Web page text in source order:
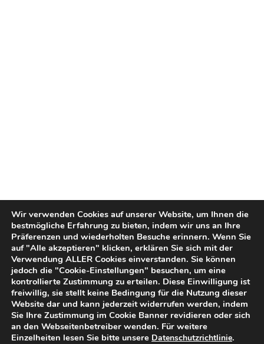
Wir verwenden Cookies auf unserer Website, um Ihnen die
bestmögliche Erfahrung zu bieten, indem wir uns an Ihre
Präferenzen und wiederholten Besuche erinnern. Wenn Sie
auf "Alle akzeptieren" klicken, erklären Sie sich mit der
Verwendung ALLER Cookies einverstanden. Sie können
jedoch die "Cookie-Einstellungen" besuchen, um eine
kontrollierte Zustimmung zu erteilen. Diese Einwilligung ist
freiwillig, sie stellt keine Bedingung für die Nutzung dieser
Website dar und kann jederzeit widerrufen werden, indem
Sie Ihre Zustimmung im Cookie Banner revidieren oder sich
an den Webseitenbetreiber wenden. Für weitere
Einzelheiten lesen Sie bitte unsere Datenschutzrichtlinie.